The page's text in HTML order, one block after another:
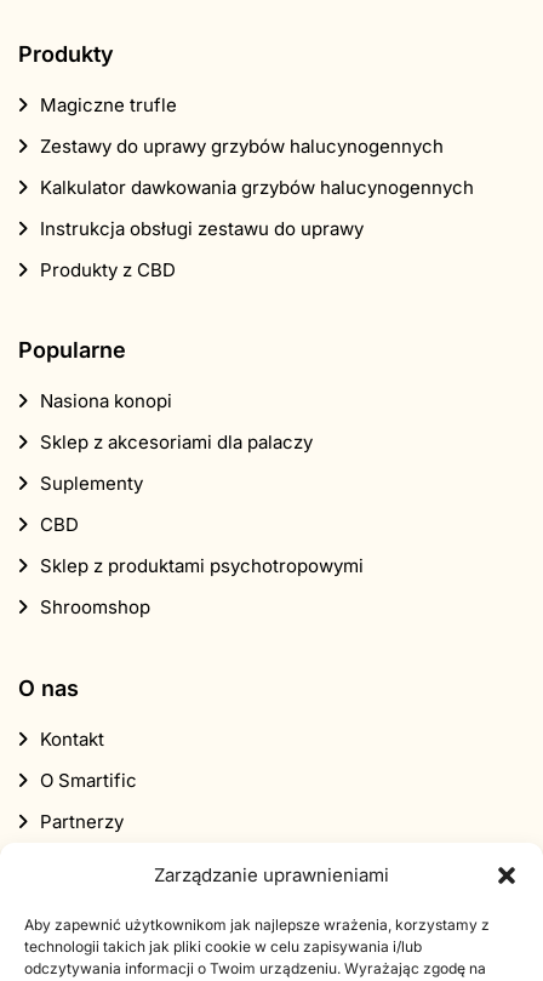
Zarządzanie uprawnieniami
Aby zapewnić użytkownikom jak najlepsze wrażenia, korzystamy z
technologii takich jak pliki cookie w celu zapisywania i/lub
odczytywania informacji o Twoim urządzeniu. Wyrażając zgodę na
Produkty
Magiczne trufle
Zestawy do uprawy grzybów halucynogennych
Kalkulator dawkowania grzybów halucynogennych
Instrukcja obsługi zestawu do uprawy
Produkty z CBD
Popularne
Nasiona konopi
Sklep z akcesoriami dla palaczy
Suplementy
CBD
Sklep z produktami psychotropowymi
Shroomshop
O nas
Kontakt
O Smartific
Partnerzy
Zniżka